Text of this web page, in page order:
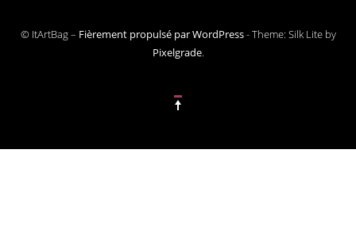
© ItArtBag – Fièrement propulsé par WordPress-Theme: Silk Lite by
Pixelgrade.